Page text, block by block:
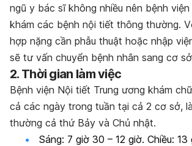
ngũ y bác sĩ không nhiều nên bệnh
khám các bệnh nội tiết thông thường.
hợp nặng cần phẫu thuật hoặc nhập
sẽ tư vấn chuyển bệnh nhân sang cơ
2. Thời gian làm việc
Bệnh viện Nội tiết Trung ương khám
cả các ngày trong tuần tại cả 2 cơ sở,
thường cả thứ Bảy và Chủ nhật.
Sáng: 7 giờ 30 – 12 giờ. Chiều: